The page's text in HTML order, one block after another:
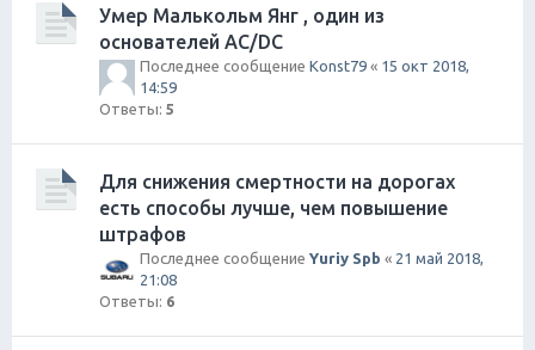
Умер Малькольм Янг , один из
основателей AC/DC
Последнее сообщение Konst79 « 15 окт 2018,
14:59
Ответы: 5
Для снижения смертности на дорогах
есть способы лучше, чем повышение
штрафов
Последнее сообщение Yuriy Spb « 21 май 2018,
21:08
Ответы: 6